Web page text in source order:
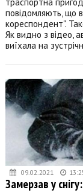
повідомляють, що
кореспондент".
Як видно з відео,
виїхала на
09.02.2021
Замерзав у